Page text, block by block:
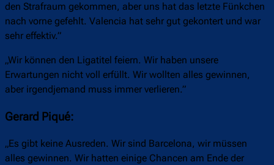
den Strafraum gekommen, aber uns hat das letzte Fünkchen
nach vorne gefehlt. Valencia hat sehr gut gekontert und war
sehr effektiv.”
„Wir können den Ligatitel feiern. Wir haben unsere
Erwartungen nicht voll erfüllt. Wir wollten alles gewinnen,
aber irgendjemand muss immer verlieren.”
Gerard Piqué:
„Es gibt keine Ausreden. Wir sind Barcelona, wir müssen
alles gewinnen. Wir hatten einige Chancen am Ende der